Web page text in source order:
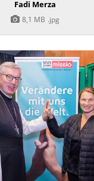
Fadi Merza
8,1 MB .jpg